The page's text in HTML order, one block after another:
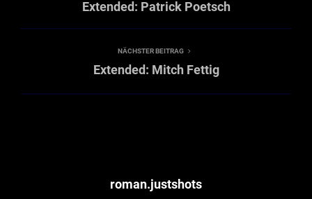
Extended: Patrick Poetsch
NÄCHSTER BEITRAG
Extended: Mitch Fettig
roman.justshots